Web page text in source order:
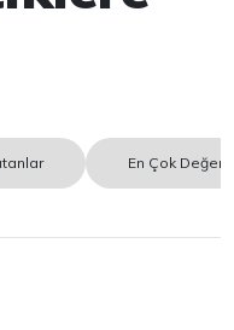
En Çok